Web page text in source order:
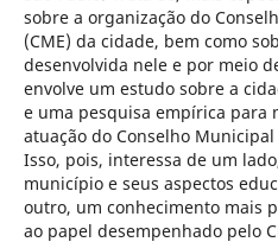
sobre a organização do
(CME) da cidade, bem como
desenvolvida nele e por meio
envolve um estudo sobre a
e uma pesquisa empírica para
atuação do Conselho
Isso, pois, interessa de um
município e seus aspectos
outro, um conhecimento mais
ao papel desempenhado pelo